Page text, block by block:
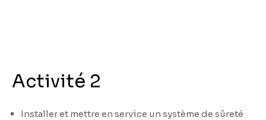
Activité 2
Installer et mettre en service un système de sûreté